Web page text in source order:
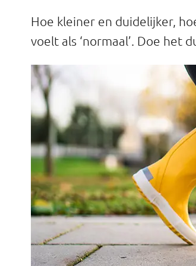
Hoe kleiner en duidelijker,
voelt als ‘normaal’. Doe het